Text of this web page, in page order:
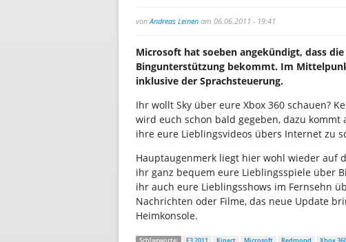
vonAndreas Leinen am 06.06.2011 - 19:41
Microsoft hat soeben angekündigt, dass
Bingunterstützung bekommt. Im
inklusive der Sprachsteuerung.
Ihr wollt Sky über eure Xbox 360 schauen?
wird euch schon bald gegeben, dazu kommt
ihre eure Lieblingsvideos übers Internet zu
Hauptaugenmerk liegt hier wohl wieder auf
ihr ganz bequem eure Lieblingsspiele über
ihr auch eure Lieblingsshows im Fernsehn
Nachrichten oder Filme, das neue Update
Heimkonsole.